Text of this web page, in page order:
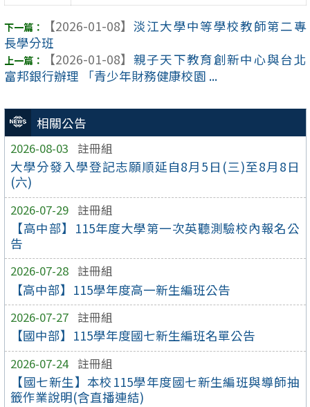
相關公告
2026-08-03 註冊組
大學分發入學登記志願順延自8月5日(三)至8月8日
(六)
2026-07-29 註冊組
【高中部】115年度大學第一次英聽測驗校內報名公
告
2026-07-28 註冊組
【高中部】115學年度高一新生編班公告
2026-07-27 註冊組
【國中部】115學年度國七新生編班名單公告
2026-07-24 註冊組
【國七新生】本校115學年度國七新生編班與導師抽
籤作業說明(含直播連結)
【2026-01-08】 淡江大學中等學校教師第二專
長學分班
【2026-01-08】 親子天下教育創新中心與台北
富邦銀行辦理 「青少年財務健康校園 ...